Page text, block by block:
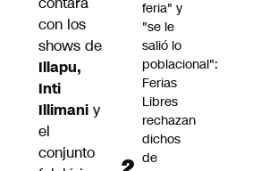
con los
shows de
Illapu,
Inti
Illimani y
el
conjunto
feria" y
"se le
salió lo
poblacional":
Ferias
Libres
rechazan
dichos
de